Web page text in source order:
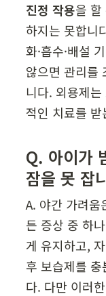
진정 작용을 할
하지는 못합니
화·흡수·배설
않으면 관리를
니다. 외용제
적인 치료를
Q. 아이가
잠을 못 잡
A. 야간 가려움
든 증상 중 하
게 유지하고,
후 보습제를
다. 다만 이러